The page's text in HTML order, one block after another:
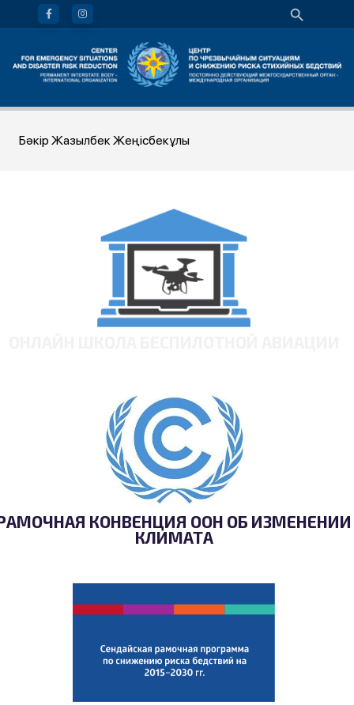
Бәкір Жазылбек Жеңісбекұлы
КОНВЕНЦИЯ ООН ОБ ИЗМЕНЕНИИ
КЛИМАТА